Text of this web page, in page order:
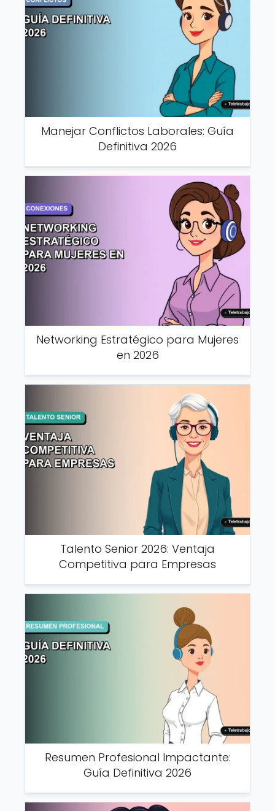
Manejar Conflictos Laborales: Guía
Definitiva 2026
Networking Estratégico para Mujeres
en 2026
Talento Senior 2026: Ventaja
Competitiva para Empresas
Resumen Profesional Impactante:
Guía Definitiva 2026